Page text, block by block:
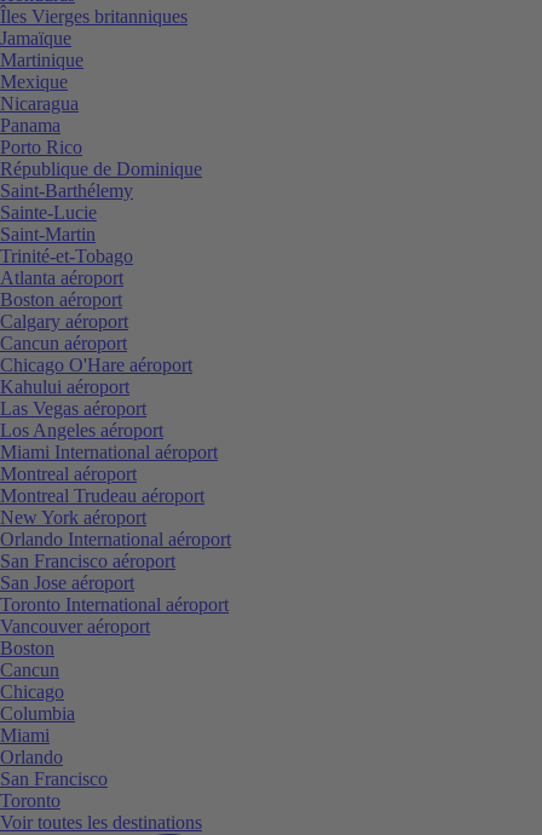
Îles Vierges britanniques
Jamaïque
Martinique
Mexique
Nicaragua
Panama
Porto Rico
République de Dominique
Saint-Barthélemy
Sainte-Lucie
Saint-Martin
Trinité-et-Tobago
Atlanta aéroport
Boston aéroport
Calgary aéroport
Cancun aéroport
Chicago O'Hare aéroport
Kahului aéroport
Las Vegas aéroport
Los Angeles aéroport
Miami International aéroport
Montreal aéroport
Montreal Trudeau aéroport
New York aéroport
Orlando International aéroport
San Francisco aéroport
San Jose aéroport
Toronto International aéroport
Vancouver aéroport
Boston
Cancun
Chicago
Columbia
Miami
Orlando
San Francisco
Toronto
Voir toutes les destinations